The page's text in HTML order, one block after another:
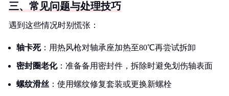
三、常见问题与处理技巧
遇到这些情况时别慌张：
轴卡死：用热风枪对轴承座加热至80℃再尝试拆卸
密封圈老化：准备备用密封件，拆除时避免划伤轴表面
螺纹滑丝 ：使用螺纹修复套装或更换新螺栓